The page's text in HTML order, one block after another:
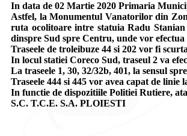
In data de 02 Martie 2020 Primaria
Astfel, la Monumentul Vanatorilor din
ruta ocolitoare intre statuia Radu
dinspre Sud spre Centru, unde vor
Traseele de troleibuze 44 si 202 vor fi
In locul statiei Coreco Sud, traseul 2 va
La traseele 1, 30, 32/32b, 401, la sensul
Traseele 444 si 445 vor avea capat de linie
In functie de dispozitiile Politiei Rutiere,
S.C. T.C.E. S.A. PLOIESTI